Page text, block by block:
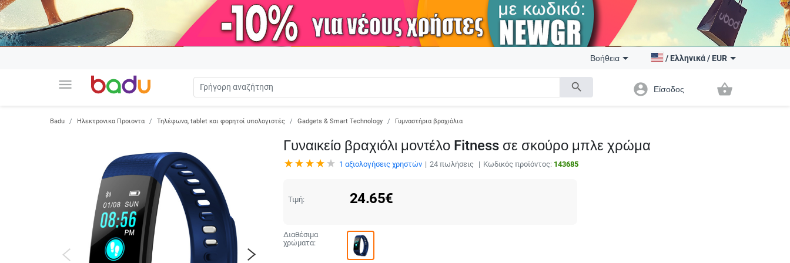
menu search
Βοήθεια / Ελληνικά/ EUR
account_circle Είσοδος shopping_basket
Badu Ηλεκτρονικα Προιοντα Τηλέφωνα, tablet και φορητοί υπολογιστές Gadgets & Smart Technology Γυμναστήρια βραχιόλια
Γυναικείο βραχιόλι μοντέλο Fitness σε σκούρο μπλε χρώμα
1 αξιολογήσεις χρηστών 24πωλήσεις Κωδικός προϊόντος: 143685
Τιμή: 24.65€
Διαθέσιμα
χρώματα: